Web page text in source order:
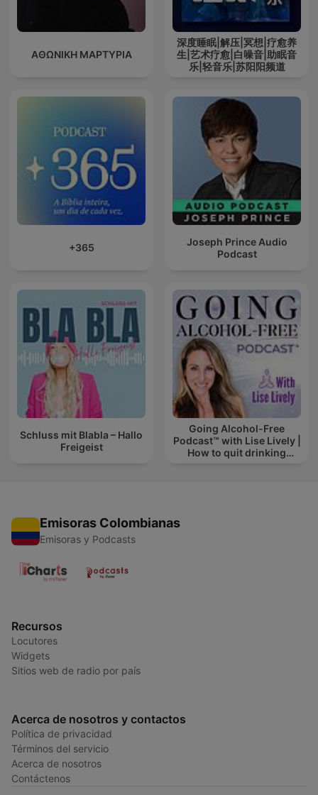
ΑΘΩΝΙΚΗ ΜΑΡΤΥΡΙΑ
深度睡眠|解压|冥想|疗愈养
生|艺术疗愈|白噪音|助眠音
乐|轻音乐|苏阳阳频道
+365
Joseph Prince Audio
Podcast
Schluss mit Blabla – Hallo
Freigeist
Going Alcohol-Free
Podcast™ with Lise Lively |
How to quit drinking
Emisoras Colombianas
Emisoras y Podcasts
Recursos
Locutores
Widgets
Sitios web de radio por país
Acerca de nosotros y contactos
Política de privacidad
Términos del servicio
Acerca de nosotros
Contáctenos